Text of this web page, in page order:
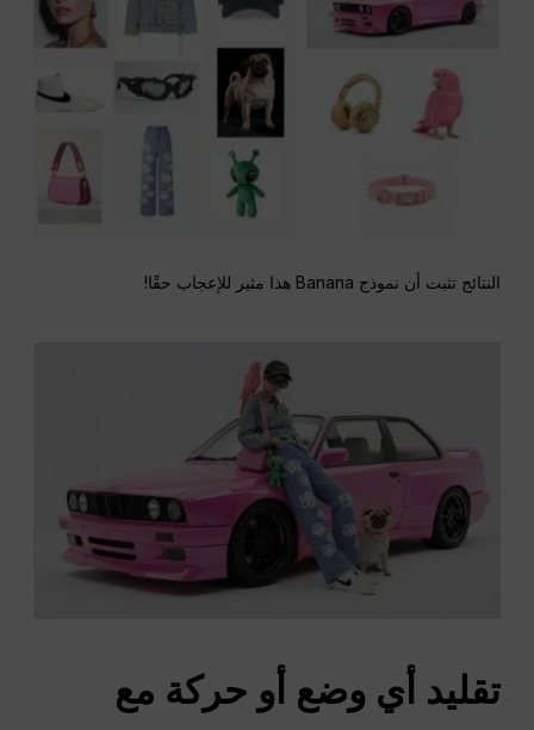
النتائج تثبت أن نموذج Banana هذا مثير للإعجاب حقًا!
تقليد أي وضع أو حركة مع